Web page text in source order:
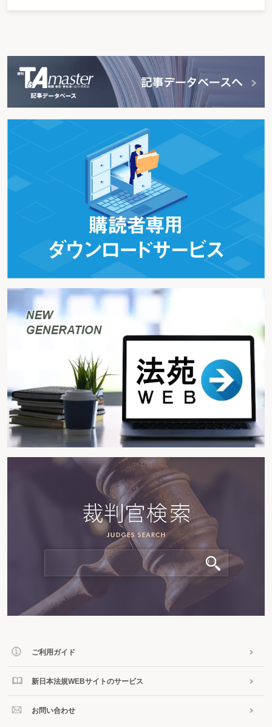
ご利用ガイド
新日本法規WEBサイトのサービス
お問い合わせ